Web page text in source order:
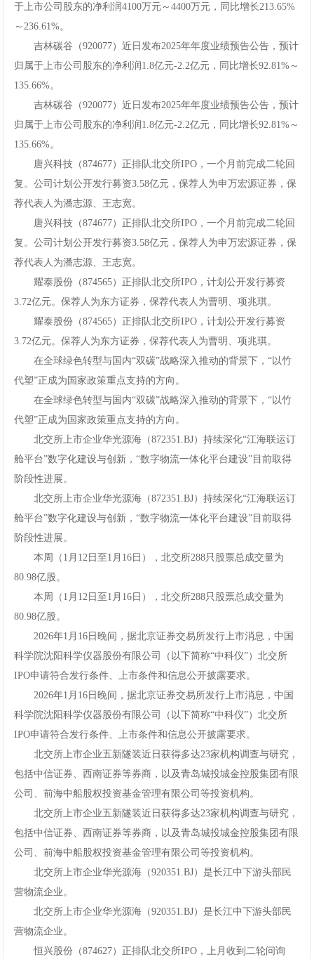
于上市公司股东的净利润4100万元～4400万元，同比增长213.65%
～236.61%。
吉林碳谷（920077）近日发布2025年年度业绩预告公告，预计
归属于上市公司股东的净利润1.8亿元-2.2亿元，同比增长92.81%～
135.66%。
吉林碳谷（920077）近日发布2025年年度业绩预告公告，预计
归属于上市公司股东的净利润1.8亿元-2.2亿元，同比增长92.81%～
135.66%。
唐兴科技（874677）正排队北交所IPO，一个月前完成二轮回
复。公司计划公开发行募资3.58亿元，保荐人为申万宏源证券，保
荐代表人为潘志源、王志宽。
唐兴科技（874677）正排队北交所IPO，一个月前完成二轮回
复。公司计划公开发行募资3.58亿元，保荐人为申万宏源证券，保
荐代表人为潘志源、王志宽。
耀泰股份（874565）正排队北交所IPO，计划公开发行募资
3.72亿元。保荐人为东方证券，保荐代表人为曹明、项兆琪。
耀泰股份（874565）正排队北交所IPO，计划公开发行募资
3.72亿元。保荐人为东方证券，保荐代表人为曹明、项兆琪。
在全球绿色转型与国内“双碳”战略深入推动的背景下，“以竹
代塑”正成为国家政策重点支持的方向。
在全球绿色转型与国内“双碳”战略深入推动的背景下，“以竹
代塑”正成为国家政策重点支持的方向。
北交所上市企业华光源海（872351.BJ）持续深化“江海联运订
舱平台”数字化建设与创新，“数字物流一体化平台建设”目前取得
阶段性进展。
北交所上市企业华光源海（872351.BJ）持续深化“江海联运订
舱平台”数字化建设与创新，“数字物流一体化平台建设”目前取得
阶段性进展。
本周（1月12日至1月16日），北交所288只股票总成交量为
80.98亿股。
本周（1月12日至1月16日），北交所288只股票总成交量为
80.98亿股。
2026年1月16日晚间，据北京证券交易所发行上市消息，中国
科学院沈阳科学仪器股份有限公司（以下简称“中科仪”）北交所
IPO申请符合发行条件、上市条件和信息公开披露要求。
2026年1月16日晚间，据北京证券交易所发行上市消息，中国
科学院沈阳科学仪器股份有限公司（以下简称“中科仪”）北交所
IPO申请符合发行条件、上市条件和信息公开披露要求。
北交所上市企业五新隧装近日获得多达23家机构调查与研究，
包括中信证券、西南证券等券商，以及青岛城投城金控股集团有限
公司、前海中船股权投资基金管理有限公司等投资机构。
北交所上市企业五新隧装近日获得多达23家机构调查与研究，
包括中信证券、西南证券等券商，以及青岛城投城金控股集团有限
公司、前海中船股权投资基金管理有限公司等投资机构。
北交所上市企业华光源海（920351.BJ）是长江中下游头部民
营物流企业。
北交所上市企业华光源海（920351.BJ）是长江中下游头部民
营物流企业。
恒兴股份（874627）正排队北交所IPO，上月收到二轮问询